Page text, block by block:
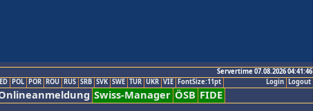
Servertime 07.08.2026 04:41:46
Logout
Login
POL POR ROU RUS SRB SVK SWE TUR UKR VIE FontSize:11pt
Swiss-Manager ÖSB FIDE